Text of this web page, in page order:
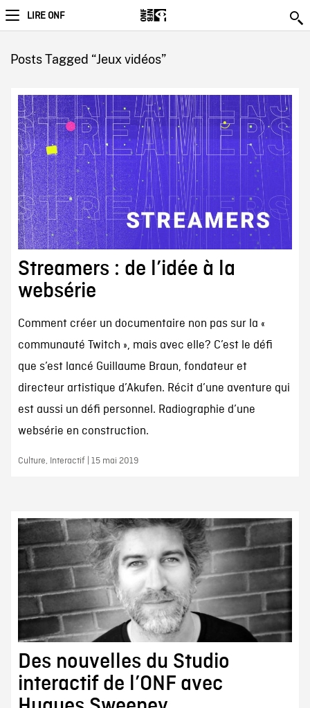
LIRE ONF
Posts Tagged “Jeux vidéos”
Streamers : de l’idée à la
websérie
Comment créer un documentaire non pas sur la «
communauté Twitch », mais avec elle? C’est le défi
que s’est lancé Guillaume Braun, fondateur et
directeur artistique d’Akufen. Récit d’une aventure qui
est aussi un défi personnel. Radiographie d’une
websérie en construction.
Culture, Interactif | 15 mai 2019
Des nouvelles du Studio
interactif de l’ONF avec